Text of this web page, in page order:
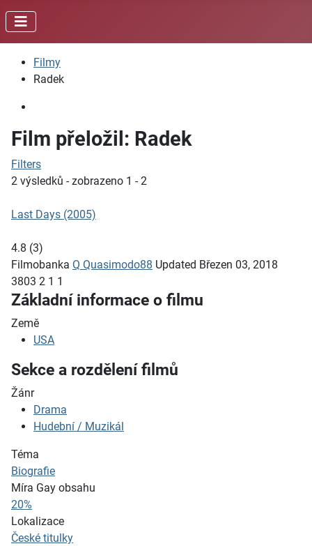
Filmy
Radek
Film přeložil: Radek
Filters
2 výsledků - zobrazeno 1 - 2
Last Days (2005)
4.8 (3)
Filmobanka Q Quasimodo88 Updated Březen 03, 2018
3803 2 1 1
Základní informace o filmu
Země
USA
Sekce a rozdělení filmů
Žánr
Drama
Hudební / Muzikál
Téma
Biografie
Míra Gay obsahu
20%
Lokalizace
České titulky